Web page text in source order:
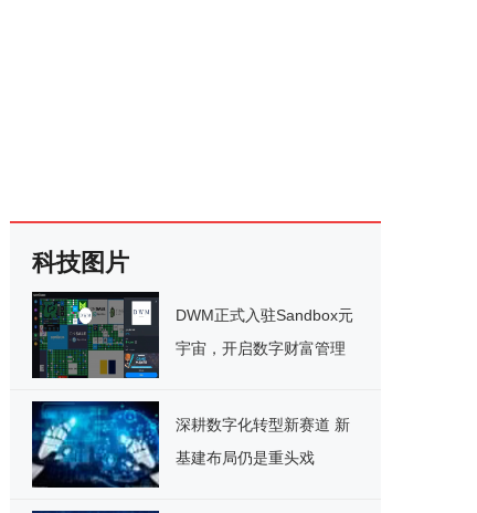
科技图片
DWM正式入驻Sandbox元
宇宙，开启数字财富管理
深耕数字化转型新赛道 新
基建布局仍是重头戏